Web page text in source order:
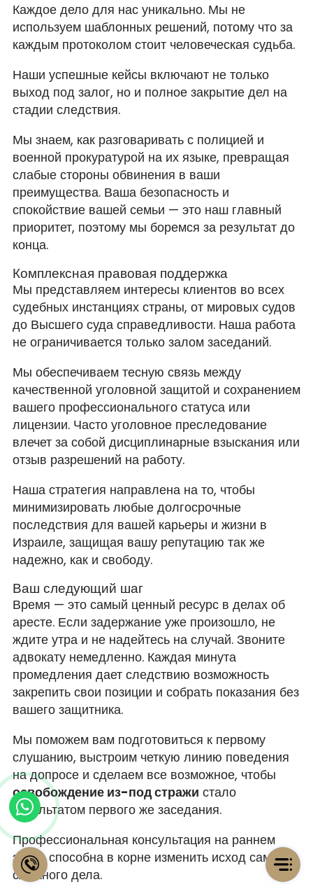
Каждое дело для нас уникально. Мы не
используем шаблонных решений, потому что за
каждым протоколом стоит человеческая судьба.
Наши успешные кейсы включают не только
выход под залог, но и полное закрытие дел на
стадии следствия.
Мы знаем, как разговаривать с полицией и
военной прокуратурой на их языке, превращая
слабые стороны обвинения в ваши
преимущества. Ваша безопасность и
спокойствие вашей семьи — это наш главный
приоритет, поэтому мы боремся за результат до
конца.
Комплексная правовая поддержка
Мы представляем интересы клиентов во всех
судебных инстанциях страны, от мировых судов
до Высшего суда справедливости. Наша работа
не ограничивается только залом заседаний.
Мы обеспечиваем тесную связь между
качественной уголовной защитой и сохранением
вашего профессионального статуса или
лицензии. Часто уголовное преследование
влечет за собой дисциплинарные взыскания или
отзыв разрешений на работу.
Наша стратегия направлена на то, чтобы
минимизировать любые долгосрочные
последствия для вашей карьеры и жизни в
Израиле, защищая вашу репутацию так же
надежно, как и свободу.
Ваш следующий шаг
Время — это самый ценный ресурс в делах об
аресте. Если задержание уже произошло, не
ждите утра и не надейтесь на случай. Звоните
адвокату немедленно. Каждая минута
промедления дает следствию возможность
закрепить свои позиции и собрать показания без
вашего защитника.
Мы поможем вам подготовиться к первому
слушанию, выстроим четкую линию поведения
на допросе и сделаем все возможное, чтобы
освобождение из-под стражи стало
результатом первого же заседания.
Профессиональная консультация на раннем
этапе способна в корне изменить исход самого
сложного дела.